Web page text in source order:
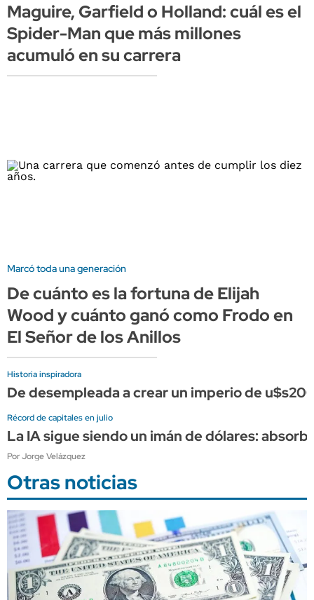
Maguire, Garfield o Holland: cuál es el
Spider-Man que más millones
acumuló en su carrera
Marcó toda una generación
De cuánto es la fortuna de Elijah
Wood y cuánto ganó como Frodo en
El Señor de los Anillos
Historia inspiradora
De desempleada a crear un imperio de
Récord de capitales en julio
La IA sigue siendo un imán de dólares:
Por Jorge Velázquez
Otras noticias